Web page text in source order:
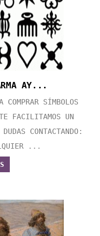
AY...
COMPRAR SÍMBOLOS
FACILITAMOS UN
CONTACTANDO:
...